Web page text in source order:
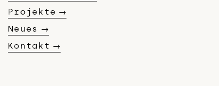
Projekte
Neues
Kontakt